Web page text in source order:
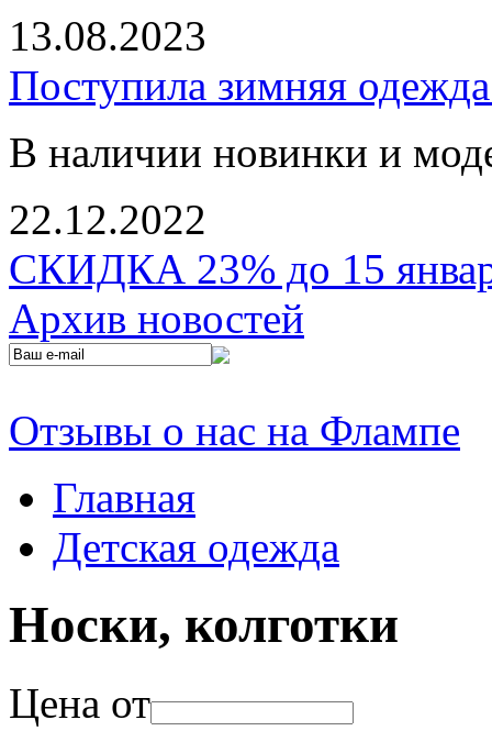
13.08.2023
Поступила зимняя
В наличии новинки и
22.12.2022
СКИДКА 23% до 15
Архив новостей
Отзывы о нас на Флампе
Главная
Детская одежда
Носки, колготки
Цена от